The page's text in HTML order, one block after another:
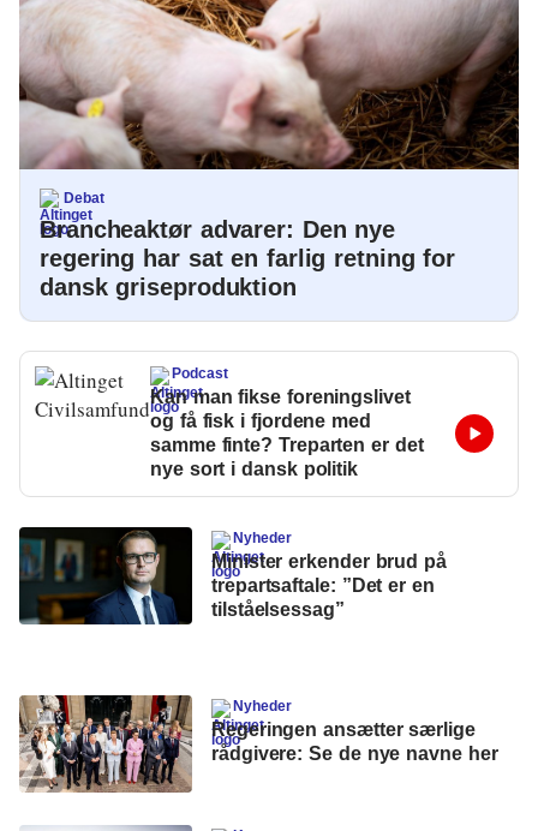
Debat
Brancheaktør advarer: Den nye
regering har sat en farlig retning for
dansk griseproduktion
Podcast
Kan man fikse foreningslivet
og få fisk i fjordene med
samme finte? Treparten er det
nye sort i dansk politik
Nyheder
Minister erkender brud på
trepartsaftale: ”Det er en
tilståelsessag”
Nyheder
Regeringen ansætter særlige
rådgivere: Se de nye navne her